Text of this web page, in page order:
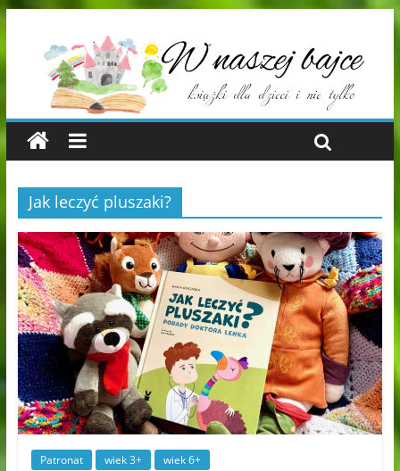
Jak leczyć pluszaki?
Patronat wiek 3+ wiek 6+